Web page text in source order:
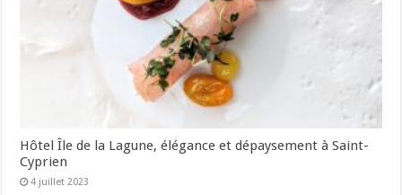
Hôtel Île de la Lagune, élégance et dépaysement à Saint-
Cyprien
4 juillet 2023